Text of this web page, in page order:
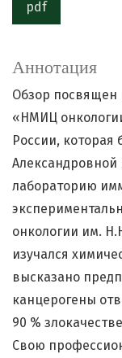
pdf
Аннотация
Обзор посвящен
«НМИЦ
России,
Александровной
лабораторию
онкологии им.
изучался
высказано
канцерогены
90 %
Свою